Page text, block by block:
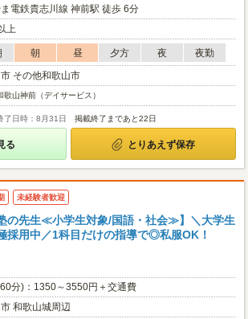
電鉄貴志川線 神前駅 徒歩 6分
上
朝 昼 夕方 夜
夜勤
その他和歌山市
歌山神前（デイサービス）
了日時：8月31日 掲載終了まであと22日
る とりあえず保存
未経験者歓迎
塾の先生≪小学生対象/国語・社会≫】＼大学生
採用中／1科目だけの指導で◎私服OK！
分)：1350～3550円＋交通費
和歌山城周辺